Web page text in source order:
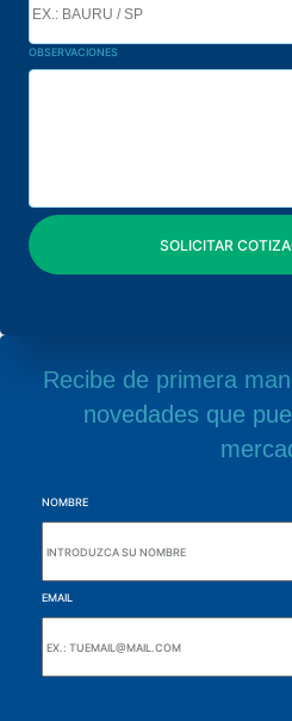
OBSERVACIONES
Recibe de primera
novedades que
NOMBRE
EMAIL